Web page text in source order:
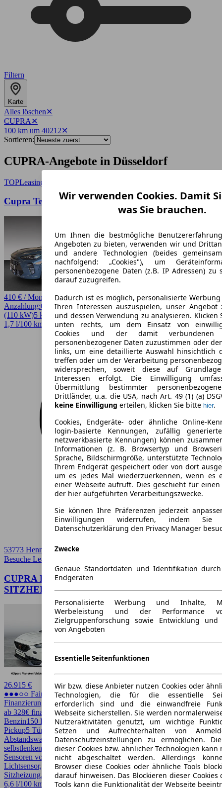
Wir verwenden Cookies. Damit
was Sie brauchen.
Um Ihnen die bestmögliche
Angeboten zu bieten, verwenden wir und
und andere Technologien (beides
nachfolgend: „Cookies"), um
personenbezogene Daten (z.B. IP Adressen) zu
darauf zuzugreifen.
Dadurch ist es möglich, personalisierte
Ihren Interessen auszuspielen, unser Angebot
und dessen Verwendung zu analysieren. Klicken
unten rechts, um dem Einsatz von
Cookies und der damit verbundenen
personenbezogener Daten zuzustimmen oder
links, um eine detaillierte Auswahl hinsichtlich
treffen oder um der Verarbeitung
widersprechen, soweit diese auf
Interessen erfolgt. Die Einwilligung
Übermittlung bestimmter
Drittländer, u.a. die USA, nach Art. 49 (1) (a)
keine Einwilligung erteilen, klicken Sie bitte hier.
Cookies, Endgeräte- oder ähnliche Online-
login-basierte Kennungen, zufällig
netzwerkbasierte Kennungen) können
Informationen (z. B. Browsertyp und
Sprache, Bildschirmgröße, unterstützte
Ihrem Endgerät gespeichert oder von dort
um es jedes Mal wiederzuerkennen, wenn es
einer Webseite aufruft. Dies geschieht für
der hier aufgeführten Verarbeitungszwecke.
Sie können Ihre Präferenzen jederzeit
Einwilligungen widerrufen, indem
Datenschutzerklärung den Privacy Manager
Zwecke
Genaue Standortdaten und Identifikation
Endgeräten
Personalisierte Werbung und Inhalte,
Werbeleistung und der Performance
Zielgruppenforschung sowie Entwicklung und
von Angeboten
Essentielle Seitenfunktionen
Wir bzw. diese Anbieter nutzen Cookies oder
Technologien, die für die essentielle
erforderlich sind und die einwandfreie
Webseite sicherstellen. Sie werden
Nutzeraktivitäten genutzt, um wichtige
Setzen und Aufrechterhalten von
Datenschutzeinstellungen zu ermöglichen.
dieser Cookies bzw. ähnlicher Technologien kann
nicht abgeschaltet werden. Allerdings
Browser diese Cookies oder ähnliche Tools
darauf hinweisen. Das Blockieren dieser
Tools kann die Funktionalität der Webseite
Filtern
Karte
Alles löschen✕
CUPRA ✕
100 km um 40212✕
Sortieren:
CUPRA-Angebote in Düsseldorf
TOPLeasing
Cupra Terramar 1.5 e-Hybrid 204 PS
410 € / Monat
Anzahlung:0,00 €Laufzeit:48 Monatekm/Jahr:10.000Andere150 PS
(110 kW)5 km EZ 08/2026AutomatikSUV / Pickup4 Türen
1,7 l/100 km (komb.)* · 38 g/km CO2* · CO2-Klasse B
53773 Hennef-Sieg
Besuche Leasingmarkt
CUPRA Formentor 1.5 ACC LM18 NAVI
SITZHEIZUNG
26.915 €
●●●○○ Fairer Preis
Finanzierung möglich
ab 328€ finanzieren ↗
Benzin150 PS (110 kW)29.524 km EZ 05/2024AutomatikSUV /
Pickup5 Türen
Abstandswarner, Beheizbares Lenkrad, Einparkhilfe, Einparkhilfe
selbstlenkendes System, Einparkhilfe Sensoren hinten, Einparkhilfe
Sensoren vorne, Fernlichtassistent, LED, LED-Scheinwerfer,
Lichtsensor, Lordosenstütze, Regensensor, Scheckheftgepflegt,
Sitzheizung, Sportpaket, Spurhalteassistent
6,6 l/100 km (komb.)* · CO2-Klasse E